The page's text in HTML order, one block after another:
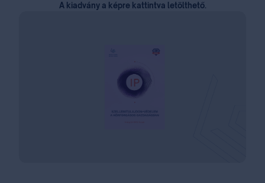
A kiadvány a képre kattintva letölthető.